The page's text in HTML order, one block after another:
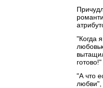
"Когда
готово!"
"А что
любви",